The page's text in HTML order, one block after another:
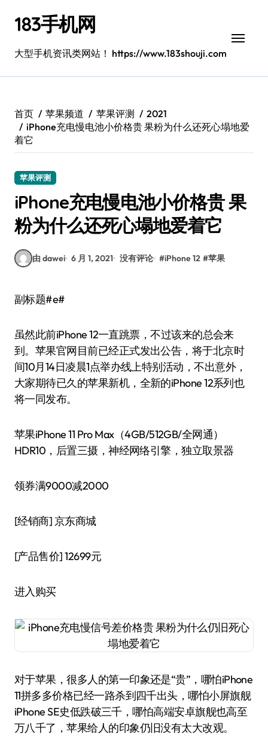
183手机网
大型手机资讯类网站！ https://www.183shouji.com
首页 苹果频道 苹果评测
2021
iPhone充电慢电池小价格贵 果粉为什么还死心塌地爱
着它
苹果评测
iPhone充电慢电池小价格贵 果
粉为什么还死心塌地爱着它
由 dawei 6 月 1, 2021 没有评论 #iPhone 12 #苹果
副标题#e#
虽然此前iPhone 12一直跳票，不过该来的总会来
到。苹果官网目前已经正式发出公告，将于北京时
间10月14日凌晨1点举办线上特别活动，不出意外，
大家期待已久的苹果新机，全新的iPhone 12系列也
将一同发布。
苹果iPhone 11 Pro Max（4GB/512GB/全网通）
HDR10，后置三摄，神经网络引擎，独立取景器
领券满9000减2000
[经销商]京东商城
[产品售价]12699元
进入购买
对于苹果，很多人的第一印象还是“贵”，哪怕iPhone
11拼多多价格已经一路杀到四千出头，哪怕小屏旗舰
iPhone SE史低跌破三千，哪怕高端安卓旗舰也高至
万八千了，苹果给人的印象仍旧没有太大改观。